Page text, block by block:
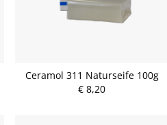
Ceramol 311 Naturseife 100g
€ 8,20